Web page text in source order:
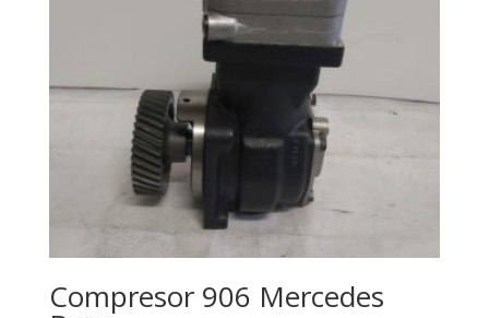
Compresor 906 Mercedes